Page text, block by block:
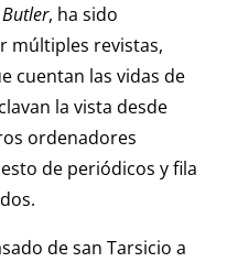
, ha sido
múltiples revistas,
cuentan las vidas de
la vista desde
ordenadores
de periódicos y fila
de san Tarsicio a